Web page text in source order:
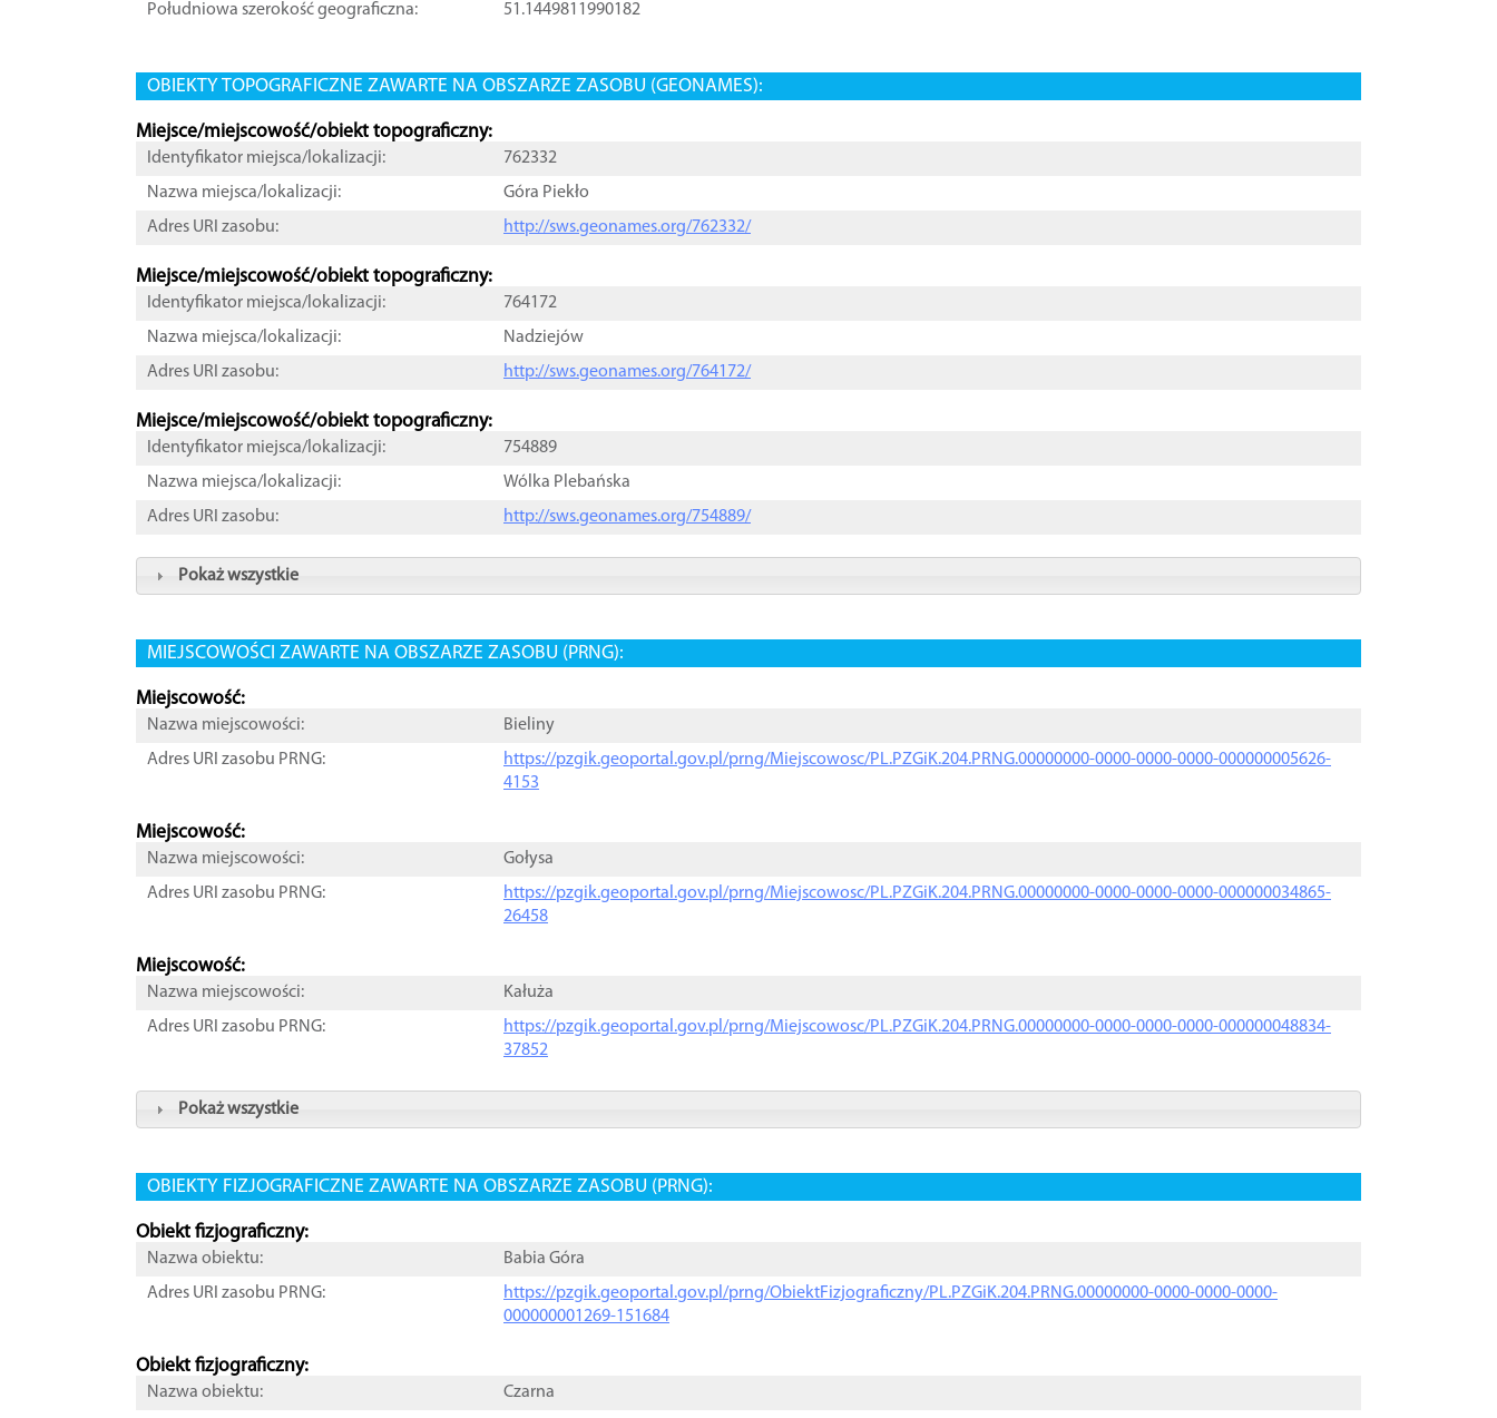
Południowa szerokość geograficzna:
51.1449811990182
OBIEKTY TOPOGRAFICZNE ZAWARTE NA OBSZARZE ZASOBU (GEONAMES):
Miejsce/miejscowość/obiekt topograficzny:
Identyfikator miejsca/lokalizacji:
762332
Nazwa miejsca/lokalizacji:
Góra Piekło
Adres URI zasobu:
http://sws.geonames.org/762332/
Miejsce/miejscowość/obiekt topograficzny:
Identyfikator miejsca/lokalizacji:
764172
Nazwa miejsca/lokalizacji:
Nadziejów
Adres URI zasobu:
http://sws.geonames.org/764172/
Miejsce/miejscowość/obiekt topograficzny:
Identyfikator miejsca/lokalizacji:
754889
Nazwa miejsca/lokalizacji:
Wólka Plebańska
Adres URI zasobu:
http://sws.geonames.org/754889/
Pokaż wszystkie
MIEJSCOWOŚCI ZAWARTE NA OBSZARZE ZASOBU (PRNG):
Miejscowość:
Nazwa miejscowości:
Bieliny
Adres URI zasobu PRNG:
https://pzgik.geoportal.gov.pl/prng/Miejscowosc/PL.PZGiK.204.PRNG.00000000-0000-0000-0000-000000005626-
4153
Miejscowość:
Nazwa miejscowości:
Gołysa
Adres URI zasobu PRNG:
https://pzgik.geoportal.gov.pl/prng/Miejscowosc/PL.PZGiK.204.PRNG.00000000-0000-0000-0000-000000034865-
26458
Miejscowość:
Nazwa miejscowości:
Kałuża
Adres URI zasobu PRNG:
https://pzgik.geoportal.gov.pl/prng/Miejscowosc/PL.PZGiK.204.PRNG.00000000-0000-0000-0000-000000048834-
37852
Pokaż wszystkie
OBIEKTY FIZJOGRAFICZNE ZAWARTE NA OBSZARZE ZASOBU (PRNG):
Obiekt fizjograficzny:
Nazwa obiektu:
Babia Góra
Adres URI zasobu PRNG:
https://pzgik.geoportal.gov.pl/prng/ObiektFizjograficzny/PL.PZGiK.204.PRNG.00000000-0000-0000-0000-
000000001269-151684
Obiekt fizjograficzny:
Nazwa obiektu: Czarna